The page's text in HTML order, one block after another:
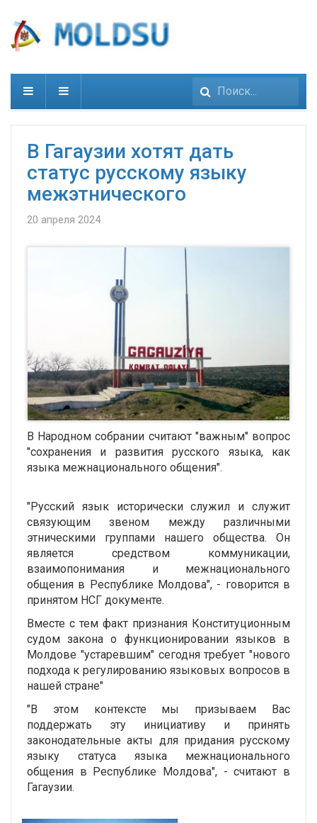
Искать...
В Гагаузии хотят дать
статус русскому языку
межэтнического
20 апреля 2024
В Народном собрании считают "важным" вопрос
"сохранения и развития русского языка, как
языка межнационального общения".
"Русский язык исторически служил и служит
связующим звеном между различными
этническими группами нашего общества. Он
является средством коммуникации,
взаимопонимания и межнационального
общения в Республике Молдова", - говорится в
принятом НСГ документе.
Вместе с тем факт признания Конституционным
судом закона о функционировании языков в
Молдове "устаревшим" сегодня требует "нового
подхода к регулированию языковых вопросов в
нашей стране"
"В этом контексте мы призываем Вас
поддержать эту инициативу и принять
законодательные акты для придания русскому
языку статуса языка межнационального
общения в Республике Молдова", - считают в
Гагаузии.